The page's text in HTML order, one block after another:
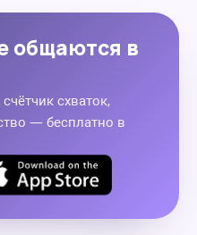
общаются в
схваток,
— бесплатно в